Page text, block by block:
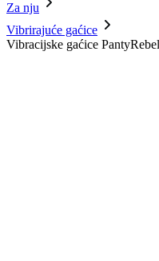
Za nju
Vibrirajuće gaćice
Vibracijske gaćice